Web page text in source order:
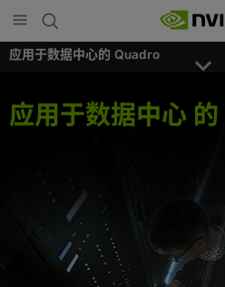
to
main
content
应用于数据中心的 Quadro
应用于数据中心